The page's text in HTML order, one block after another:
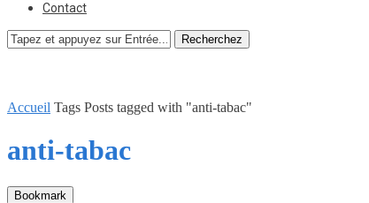
Contact
Recherchez
Accueil Tags Posts tagged with "anti-tabac"
anti-tabac
Bookmark